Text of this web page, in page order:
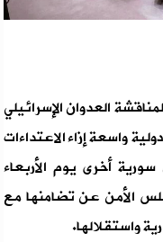
العدوان الإسرائيلي
واسعة إزاء الاعتداءات
أخرى يوم الأربعاء
الأمن عن تضامنها مع
واستقلالها.